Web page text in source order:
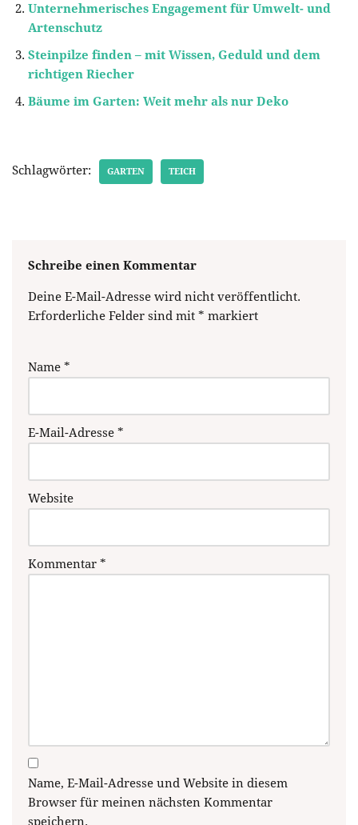
Unternehmerisches Engagement für Umwelt- und
Artenschutz
Steinpilze finden – mit Wissen, Geduld und dem
richtigen Riecher
Bäume im Garten: Weit mehr als nur Deko
Schlagwörter: GARTEN TEICH
Schreibe einen Kommentar
Deine E-Mail-Adresse wird nicht veröffentlicht.
Erforderliche Felder sind mit * markiert
Name *
E-Mail-Adresse *
Website
Kommentar *
Name, E-Mail-Adresse und Website in diesem
Browser für meinen nächsten Kommentar
speichern.